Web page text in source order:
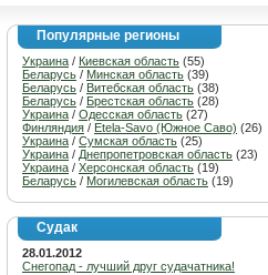
Популярные регионы
Украина / Киевская область (55)
Беларусь / Минская область (39)
Беларусь / Витебская область (38)
Беларусь / Брестская область (28)
Украина / Одесская область (27)
Финляндия / Etela-Savo (Южное Саво) (26)
Украина / Сумская область (25)
Украина / Днепропетровская область (23)
Украина / Херсонская область (19)
Беларусь / Могилевская область (19)
Судак
28.01.2012
Снегопад - лучший друг судачатника!